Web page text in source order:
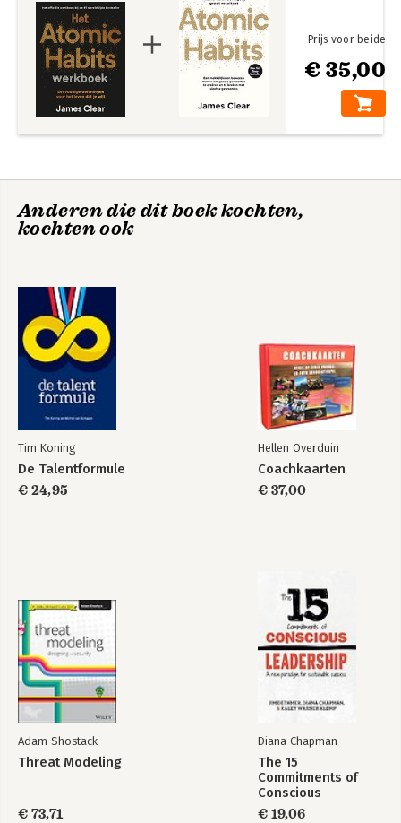
Atomic Habits Atomic Habits (EXP)
Atomic Habits
Elementaire
gewoontes
Bekijk alle boeken
€ 35,00
Prijs voor beide
Anderen die dit boek kochten,
kochten ook
Tim Koning
De Talentformule
€ 24,95
Hellen Overduin
Coachkaarten
€ 37,00
Adam Shostack
Threat Modeling
€ 73,71
Diana Chapman
The 15
Commitments of
Conscious
Leadership
€ 19,06